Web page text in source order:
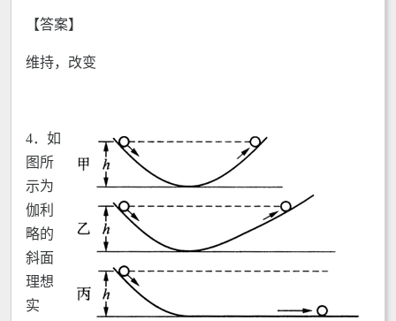
【答案】
维持，改变
4． 如
图所
示为
伽利
略的
斜面
理想
实